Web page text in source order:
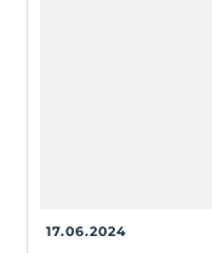
17.06.2024